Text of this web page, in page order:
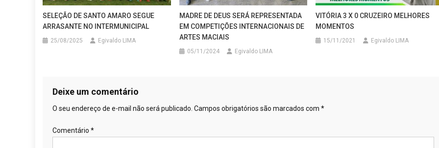
SELEÇÃO DE SANTO AMARO SEGUE
ARRASANTE NO INTERMUNICIPAL
25/08/2025 Egivaldo LIMA
MADRE DE DEUS SERÁ REPRESENTADA
EM COMPETIÇÕES INTERNACIONAIS DE
ARTES MACIAIS
05/11/2024 Egivaldo LIMA
VITÓRIA 3 X 0 CRUZEIRO MELHORES
MOMENTOS
15/11/2021 Egivaldo LIMA
Deixe um comentário
O seu endereço de e-mail não será publicado. Campos obrigatórios são marcados com *
Comentário *